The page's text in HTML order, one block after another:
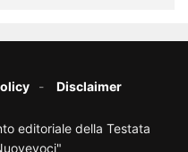
Disclaimer
editoriale della Testata